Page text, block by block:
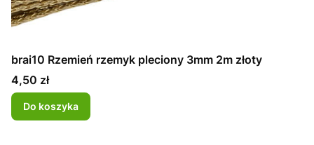
brai10 Rzemień rzemyk pleciony 3mm 2m złoty
Cena
4,50 zł
Do koszyka